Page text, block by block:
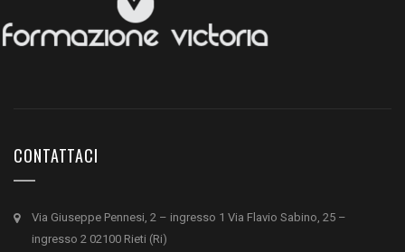
CONTATTACI
Via Giuseppe Pennesi, 2 – ingresso 1 Via Flavio Sabino, 25 –
ingresso 2 02100 Rieti (Ri)